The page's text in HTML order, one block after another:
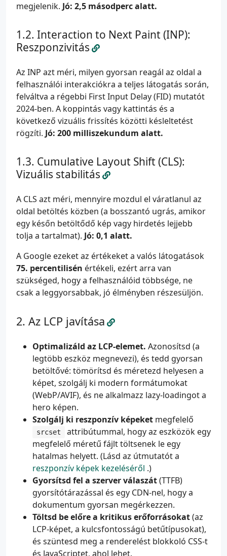
megjelenik. Jó: 2,5 másodperc alatt.
Interaction to Next Paint (INP):
Reszponzivitás
Az INP azt méri, milyen gyorsan reagál az oldal a
felhasználói interakciókra a teljes látogatás során,
felváltva a régebbi First Input Delay (FID) mutatót
2024-ben. A koppintás vagy kattintás és a
következő vizuális frissítés közötti késleltetést
rögzíti. Jó: 200 milliszekundum alatt.
Cumulative Layout Shift (CLS):
Vizuális stabilitás
A CLS azt méri, mennyire mozdul el váratlanul az
oldal betöltés közben (a bosszantó ugrás, amikor
egy későn betöltődő kép vagy hirdetés lejjebb
tolja a tartalmat). Jó: 0,1 alatt.
A Google ezeket az értékeket a valós látogatások
75. percentilisén értékeli, ezért arra van
szükséged, hogy a felhasználóid többsége, ne
csak a leggyorsabbak, jó élményben részesüljön.
Az LCP javítása
Optimalizáld az LCP-elemet. Azonosítsd (a
legtöbb eszköz megnevezi), és tedd gyorsan
betöltővé: tömörítsd és méretezd helyesen a
képet, szolgálj ki modern formátumokat
(WebP/AVIF), és ne alkalmazz lazy-loadingot a
hero képen.
Szolgálj ki reszponzív képeket megfelelő
srcset
attribútummal, hogy az eszközök egy
megfelelő méretű fájlt töltsenek le egy
hatalmas helyett. (Lásd az útmutatót a
reszponzív képek kezeléséről .)
Gyorsítsd fel a szerver válaszát(TTFB)
gyorsítótárazással és egy CDN-nel, hogy a
dokumentum gyorsan megérkezzen.
Töltsd be előre a kritikus erőforrásokat(az
LCP-képet, a kulcsfontosságú betűtípusokat),
és szüntesd meg a renderelést blokkoló CSS-t
és JavaScriptet, ahol lehet.